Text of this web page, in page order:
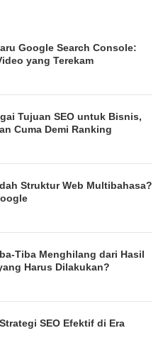
Google Search Console:
yang Terekam
Tujuan SEO untuk Bisnis,
Cuma Demi Ranking
Struktur Web Multibahasa?
Tiba Menghilang dari Hasil
Harus Dilakukan?
SEO Efektif di Era